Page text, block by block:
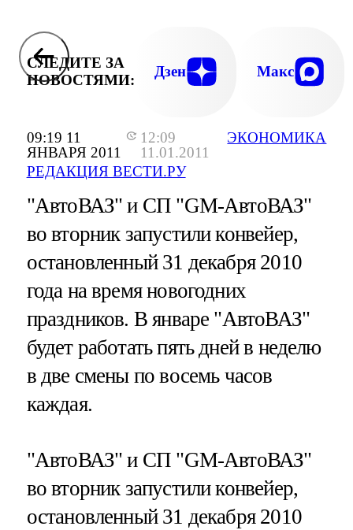
09:19 11
ЯНВАРЯ 2011
12:09
11.01.2011
РЕДАКЦИЯ ВЕСТИ.РУ
ЭКОНОМИКА
СЛЕДИТЕ ЗА
НОВОСТЯМИ:
Дзен Макс
"АвтоВАЗ" и СП "GM-АвтоВАЗ"
во вторник запустили конвейер,
остановленный 31 декабря 2010
года на время новогодних
праздников. В январе "АвтоВАЗ"
будет работать пять дней в неделю
в две смены по восемь часов
каждая.
"АвтоВАЗ" и СП "GM-АвтоВАЗ"
во вторник запустили конвейер,
остановленный 31 декабря 2010